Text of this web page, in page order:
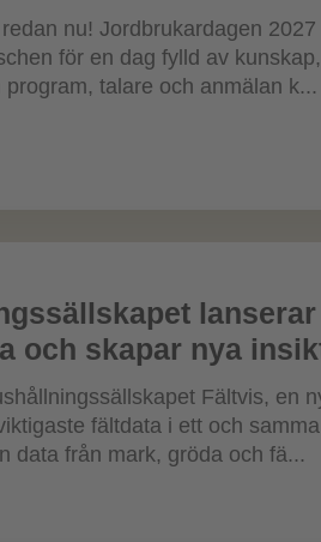
nu! Jordbrukardagen
för en dag fylld av
talare och anmälan k...
och skapar nya
Fältvis, en
fältdata i ett och
data från mark, gröda och fä...